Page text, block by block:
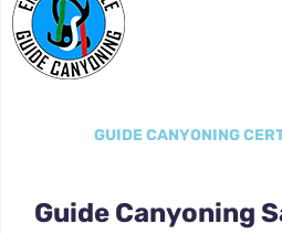
GUIDE CANYONING
Guide Canyoning